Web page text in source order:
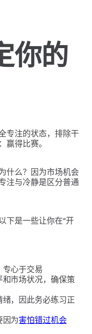
你的
专注的状态，排除干
赢得比赛。
什么？因为市场机会
注与冷静是区分普通
下是一些让你在“开
心于交易
市场状况，确保策
，因此务必练习正
因为害怕错过机会